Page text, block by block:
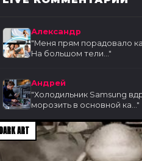
Александр
"Меня прям порадовало
На большом тели..."
Андрей
"Холодильник Samsung
морозить в основной ка..."
DARK ART